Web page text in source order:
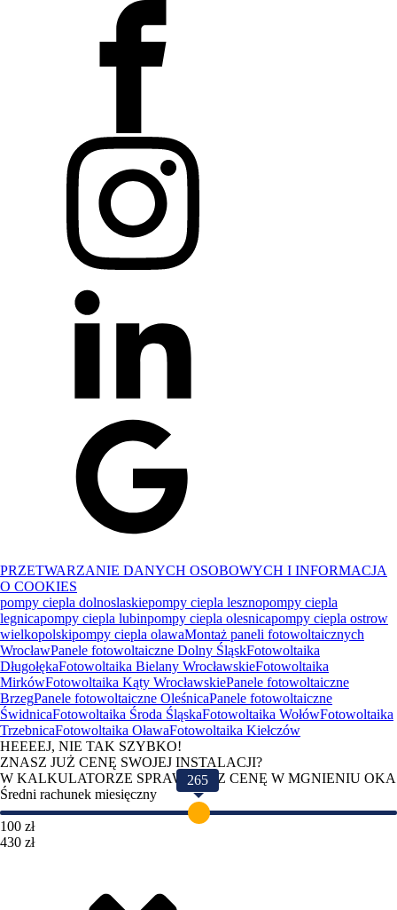
PRZETWARZANIE DANYCH OSOBOWYCH I INFORMACJA
O COOKIES
pompy ciepla dolnoslaskiepompy ciepla lesznopompy ciepla
legnicapompy ciepla lubinpompy ciepla olesnicapompy ciepla ostrow
wielkopolskipompy ciepla olawaMontaż paneli fotowoltaicznych
WrocławPanele fotowoltaiczne Dolny ŚląskFotowoltaika
DługołękaFotowoltaika Bielany WrocławskieFotowoltaika
MirkówFotowoltaika Kąty WrocławskiePanele fotowoltaiczne
BrzegPanele fotowoltaiczne OleśnicaPanele fotowoltaiczne
ŚwidnicaFotowoltaika Środa ŚląskaFotowoltaika WołówFotowoltaika
TrzebnicaFotowoltaika OławaFotowoltaika Kiełczów
HEEEEJ, NIE TAK SZYBKO!
ZNASZ JUŻ CENĘ SWOJEJ INSTALACJI?
W KALKULATORZE SPRAWDZISZ CENĘ W MGNIENIU OKA
Średni rachunek miesięczny
265
100 zł
430 zł